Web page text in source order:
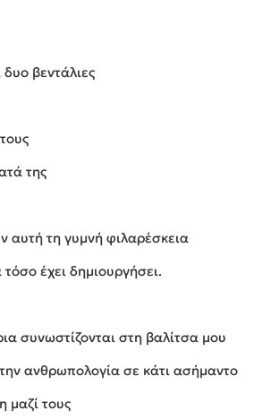
βεντάλιες
της
αυτή τη γυμνή φιλαρέσκεια
τόσο έχει δημιουργήσει.
συνωστίζονται στη βαλίτσα μου
ανθρωπολογία σε κάτι ασήμαντο
μαζί τους